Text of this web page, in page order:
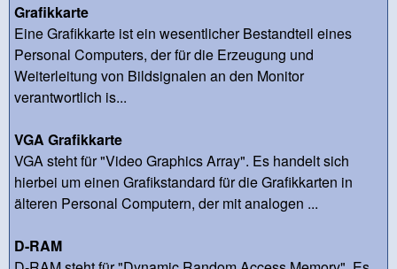
Grafikkarte
Eine Grafikkarte ist ein wesentlicher Bestandteil eines
Personal Computers, der für die Erzeugung und
Weiterleitung von Bildsignalen an den Monitor
verantwortlich is...
VGA Grafikkarte
VGA steht für "Video Graphics Array". Es handelt sich
hierbei um einen Grafikstandard für die Grafikkarten in
älteren Personal Computern, der mit analogen ...
D-RAM